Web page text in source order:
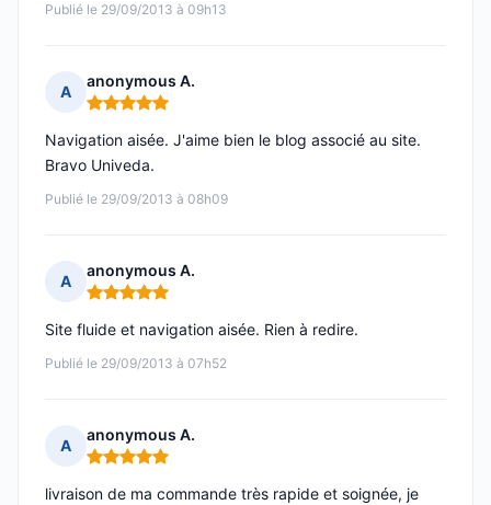
Publié le 29/09/2013 à 09h13
A
anonymous A.
Note : 5 sur 5
Publié le 29/09/2013 à 08h09
Navigation aisée. J'aime bien le blog associé au site.
Bravo Univeda.
A
anonymous A.
Note : 5 sur 5
Publié le 29/09/2013 à 07h52
Site fluide et navigation aisée. Rien à redire.
A
anonymous A.
Note : 5 sur 5
livraison de ma commande très rapide et soignée, je